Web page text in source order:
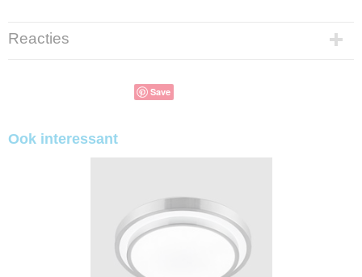
Reacties
Save
Ook interessant